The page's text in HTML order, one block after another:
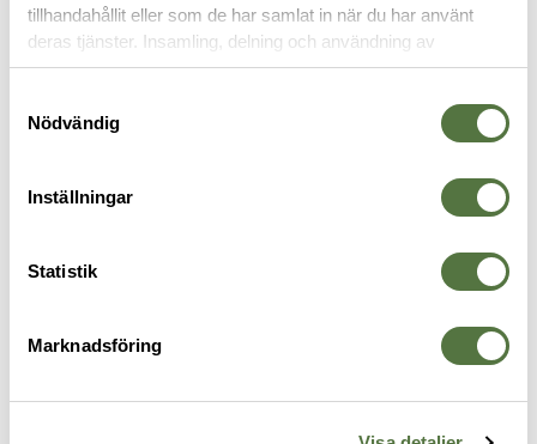
tillhandahållit eller som de har samlat in när du har använt
deras tjänster. Insamling, delning och användning av
personuppgifter kan användas för personalisering av
Nödvändig
Inställningar
Statistik
Marknadsföring
PACKFICKOR